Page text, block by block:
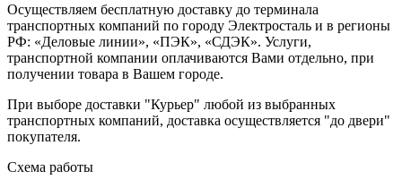
Осуществляем бесплатную доставку до терминала
транспортных компаний по городу Электросталь и в регионы
РФ: «Деловые линии», «ПЭК», «СДЭК». Услуги,
транспортной компании оплачиваются Вами отдельно, при
получении товара в Вашем городе.
При выборе доставки "Курьер" любой из выбранных
транспортных компаний, доставка осуществляется "до двери"
покупателя.
Схема работы